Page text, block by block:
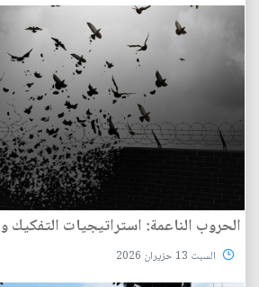
الحروب الناعمة: استراتيجيات التفكيك
السبت 13 حزيران 2026